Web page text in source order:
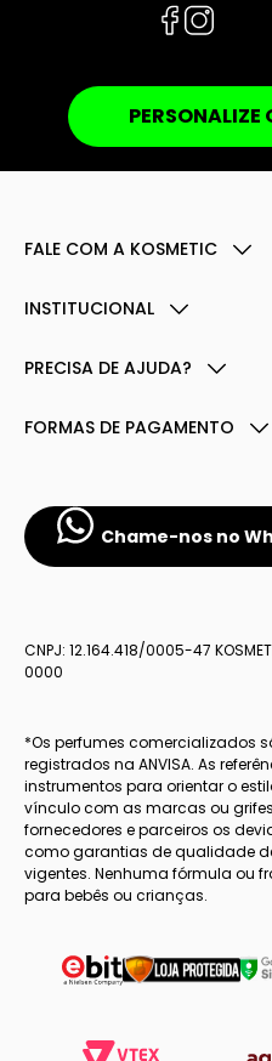
PERSONALIZE
FALE COM A KOSMETIC
INSTITUCIONAL
PRECISA DE AJUDA?
FORMAS DE PAGAMENTO
Chame-nos no
CNPJ: 12.164.418/0005-47
0000
*Os perfumes comercializados
registrados na ANVISA. As
instrumentos para orientar o
vínculo com as marcas ou
fornecedores e parceiros os
como garantias de qualidade
vigentes. Nenhuma fórmula ou
para bebês ou crianças.